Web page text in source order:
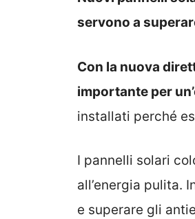
servono a
Con la nuova
importante per
installati perché
I pannelli solari
all’energia pulita.
e superare gli